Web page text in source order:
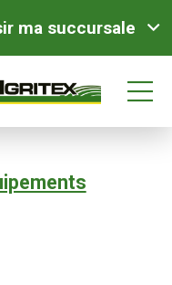
ma succursale